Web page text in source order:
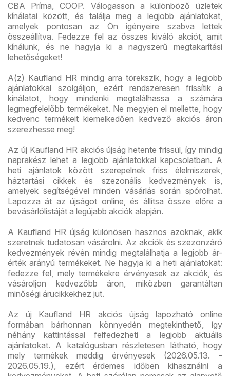
CBA Príma, COOP. Válogasson a különböző üzletek
kínálatai között, és találja meg a legjobb ajánlatokat,
amelyek pontosan az Ön igényeire szabva lettek
összeállítva. Fedezze fel az összes kiváló akciót, amit
kínálunk, és ne hagyja ki a nagyszerű megtakarítási
lehetőségeket!
A(z) Kaufland HR mindig arra törekszik, hogy a legjobb
ajánlatokkal szolgáljon, ezért rendszeresen frissítik a
kínálatot, hogy mindenki megtalálhassa a számára
legmegfelelőbb termékeket. Ne megyjen el mellette, hogy
kedvenc termékeit kiemelkedően kedvező akciós áron
szerezhesse meg!
Az új Kaufland HR akciós újság hetente frissül, így mindig
naprakész lehet a legjobb ajánlatokkal kapcsolatban. A
heti ajánlatok között szerepelnek friss élelmiszerek,
háztartási cikkek és szezonális kedvezmények is,
amelyek segítségével minden vásárlás során spórolhat.
Lapozza át az újságot online, és állítsa össze előre a
bevásárlólistáját a legújabb akciók alapján.
A Kaufland HR újság különösen hasznos azoknak, akik
szeretnek tudatosan vásárolni. Az akciók és szezonzáró
kedvezmények révén mindig megtalálhatja a legjobb ár-
érték arányú termékeket. Ne hagyja ki a heti ajánlatokat:
fedezze fel, mely termékekre érvényesek az akciók, és
vásároljon kedvezőbb áron, miközben garantáltan
minőségi árucikkekhez jut.
Az új Kaufland HR akciós újság lapozható online
formában bárhonnan könnyedén megtekinthető, így
néhány kattintással felfedezheti a legjobb aktuális
ajánlatokat. A katalógusban részletesen látható, hogy
mely termékek meddig érvényesek (2026.05.13. -
2026.05.19.), ezért érdemes időben kihasználni a